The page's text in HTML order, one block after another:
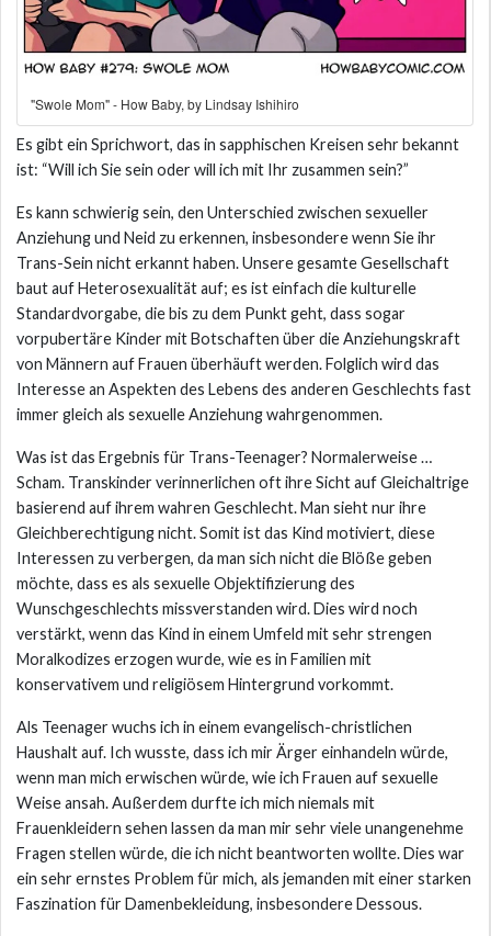
"Swole Mom" - How Baby, by Lindsay Ishihiro
Es gibt ein Sprichwort, das in sapphischen Kreisen sehr bekannt
ist: “Will ich Sie sein oder will ich mit Ihr zusammen sein?”
Es kann schwierig sein, den Unterschied zwischen sexueller
Anziehung und Neid zu erkennen, insbesondere wenn Sie ihr
Trans-Sein nicht erkannt haben. Unsere gesamte Gesellschaft
baut auf Heterosexualität auf; es ist einfach die kulturelle
Standardvorgabe, die bis zu dem Punkt geht, dass sogar
vorpubertäre Kinder mit Botschaften über die Anziehungskraft
von Männern auf Frauen überhäuft werden. Folglich wird das
Interesse an Aspekten des Lebens des anderen Geschlechts fast
immer gleich als sexuelle Anziehung wahrgenommen.
Was ist das Ergebnis für Trans-Teenager? Normalerweise …
Scham. Transkinder verinnerlichen oft ihre Sicht auf Gleichaltrige
basierend auf ihrem wahren Geschlecht. Man sieht nur ihre
Gleichberechtigung nicht. Somit ist das Kind motiviert, diese
Interessen zu verbergen, da man sich nicht die Blöße geben
möchte, dass es als sexuelle Objektifizierung des
Wunschgeschlechts missverstanden wird. Dies wird noch
verstärkt, wenn das Kind in einem Umfeld mit sehr strengen
Moralkodizes erzogen wurde, wie es in Familien mit
konservativem und religiösem Hintergrund vorkommt.
Als Teenager wuchs ich in einem evangelisch-christlichen
Haushalt auf. Ich wusste, dass ich mir Ärger einhandeln würde,
wenn man mich erwischen würde, wie ich Frauen auf sexuelle
Weise ansah. Außerdem durfte ich mich niemals mit
Frauenkleidern sehen lassen da man mir sehr viele unangenehme
Fragen stellen würde, die ich nicht beantworten wollte. Dies war
ein sehr ernstes Problem für mich, als jemanden mit einer starken
Faszination für Damenbekleidung, insbesondere Dessous.